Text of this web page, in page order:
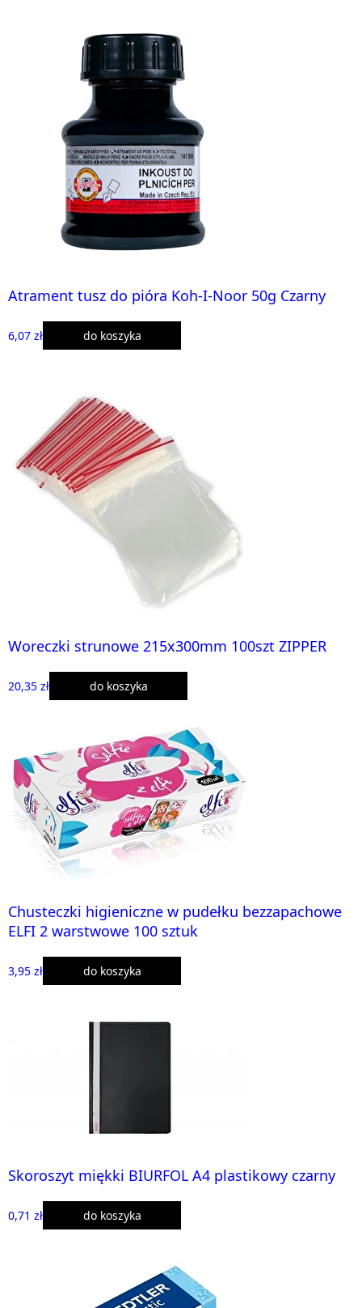
Atrament tusz do pióra Koh-I-Noor 50g Czarny
6,07 zł do koszyka
Woreczki strunowe 215x300mm 100szt ZIPPER
20,35 zł do koszyka
Chusteczki higieniczne w pudełku bezzapachowe
ELFI 2 warstwowe 100 sztuk
3,95 zł do koszyka
Skoroszyt miękki BIURFOL A4 plastikowy czarny
0,71 zł do koszyka